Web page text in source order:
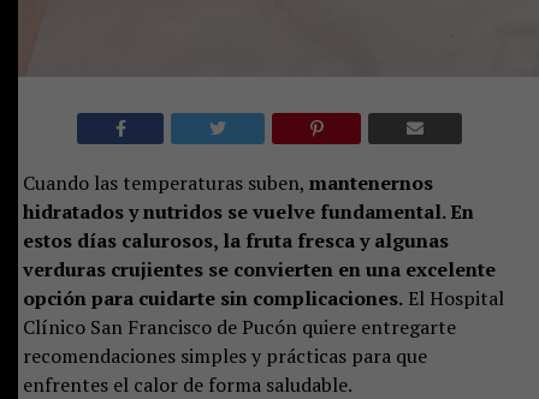
Cuando las temperaturas suben, mantenernos
hidratados y nutridos se vuelve fundamental. En
estos días calurosos, la fruta fresca y algunas
verduras crujientes se convierten en una excelente
opción para cuidarte sin complicaciones.El Hospital
Clínico San Francisco de Pucón quiere entregarte
recomendaciones simples y prácticas para que
enfrentes el calor de forma saludable.